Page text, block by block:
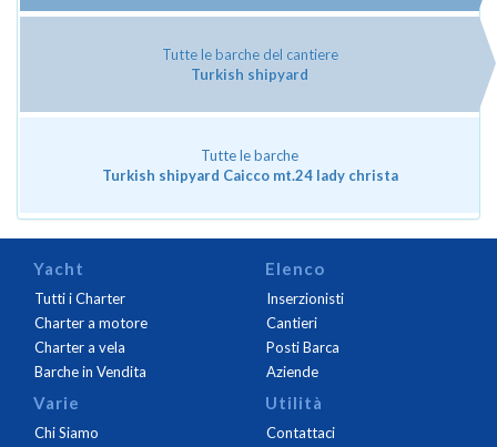
Tutte le barche del cantiere
Turkish shipyard
Tutte le barche
Turkish shipyard Caicco mt.24 lady christa
Yacht
Tutti i Charter
Charter a motore
Charter a vela
Barche in Vendita
Elenco
Inserzionisti
Cantieri
Posti Barca
Aziende
Varie
Chi Siamo
Utilità
Contattaci